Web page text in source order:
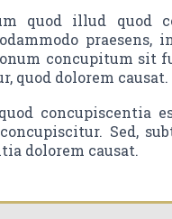
quod illud quod
praesens,
concupitum sit
quod dolorem causat.
concupiscentia
Sed,
dolorem causat.